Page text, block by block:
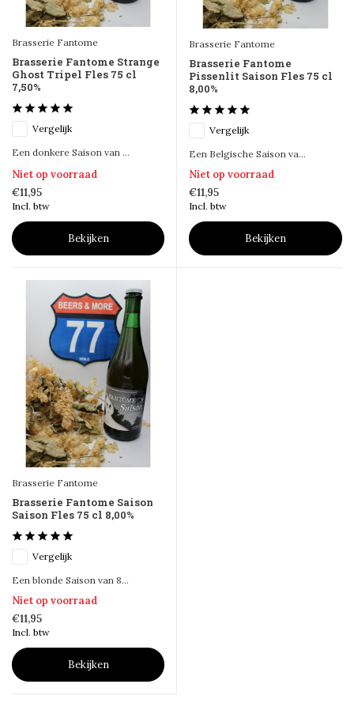
Brasserie Fantome
Brasserie Fantome Strange
Ghost Tripel Fles 75 cl
7,50%
Vergelijk
Een donkere Saison van ...
Niet op voorraad
€11,95
Incl. btw
Bekijken
Brasserie Fantome
Brasserie Fantome
Pissenlit Saison Fles 75 cl
8,00%
Vergelijk
Een Belgische Saison va...
Niet op voorraad
€11,95
Incl. btw
Bekijken
Brasserie Fantome
Brasserie Fantome Saison
Saison Fles 75 cl 8,00%
Vergelijk
Een blonde Saison van 8...
Niet op voorraad
€11,95
Incl. btw
Bekijken